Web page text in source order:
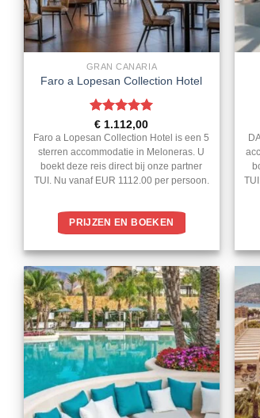
GRAN CANARIA
Faro a Lopesan Collection Hotel
Gewaardeerd
5uit 5
€ 1.112,00
Faro a Lopesan Collection Hotel is een 5
sterren accommodatie in Meloneras. U
boekt deze reis direct bij onze partner
TUI. Nu vanaf EUR 1112.00 per persoon.
PRIJZEN EN BOEKEN